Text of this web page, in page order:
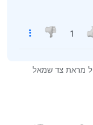
1
מראת צד שמאל